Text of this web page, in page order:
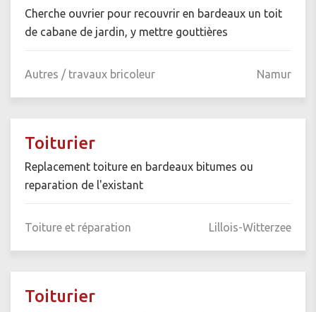
Cherche ouvrier pour recouvrir en bardeaux un toit
de cabane de jardin, y mettre gouttières
Autres / travaux bricoleur Namur
Toiturier
Replacement toiture en bardeaux bitumes ou
reparation de l'existant
Toiture et réparation Lillois-Witterzee
Toiturier